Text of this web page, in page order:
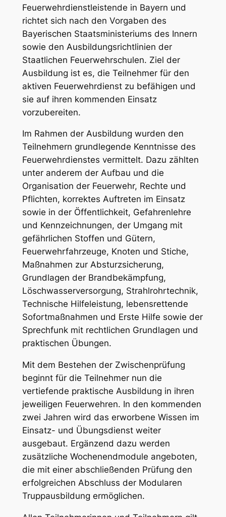
Feuerwehrdienstleistende in Bayern und
richtet sich nach den Vorgaben des
Bayerischen Staatsministeriums des Innern
sowie den Ausbildungsrichtlinien der
Staatlichen Feuerwehrschulen. Ziel der
Ausbildung ist es, die Teilnehmer für den
aktiven Feuerwehrdienst zu befähigen und
sie auf ihren kommenden Einsatz
vorzubereiten.
Im Rahmen der Ausbildung wurden den
Teilnehmern grundlegende Kenntnisse des
Feuerwehrdienstes vermittelt. Dazu zählten
unter anderem der Aufbau und die
Organisation der Feuerwehr, Rechte und
Pflichten, korrektes Auftreten im Einsatz
sowie in der Öffentlichkeit, Gefahrenlehre
und Kennzeichnungen, der Umgang mit
gefährlichen Stoffen und Gütern,
Feuerwehrfahrzeuge, Knoten und Stiche,
Maßnahmen zur Absturzsicherung,
Grundlagen der Brandbekämpfung,
Löschwasserversorgung, Strahlrohrtechnik,
Technische Hilfeleistung, lebensrettende
Sofortmaßnahmen und Erste Hilfe sowie der
Sprechfunk mit rechtlichen Grundlagen und
praktischen Übungen.
Mit dem Bestehen der Zwischenprüfung
beginnt für die Teilnehmer nun die
vertiefende praktische Ausbildung in ihren
jeweiligen Feuerwehren. In den kommenden
zwei Jahren wird das erworbene Wissen im
Einsatz- und Übungsdienst weiter
ausgebaut. Ergänzend dazu werden
zusätzliche Wochenendmodule angeboten,
die mit einer abschließenden Prüfung den
erfolgreichen Abschluss der Modularen
Truppausbildung ermöglichen.